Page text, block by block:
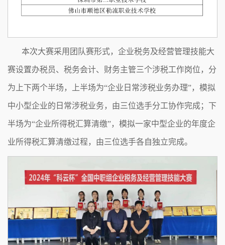
本次大赛采用团队赛形式，企业税务及经营管理技能大
赛设置办税员、税务会计、财务主管三个涉税工作岗位，分
为上下两个半场，上半场为“企业日常涉税业务办理”，模拟
中小型企业的日常涉税业务，由三位选手分工协作完成；下
半场为“企业所得税汇算清缴”，模拟一家中型企业的年度企
业所得税汇算清缴过程，由三位选手各自独立完成。